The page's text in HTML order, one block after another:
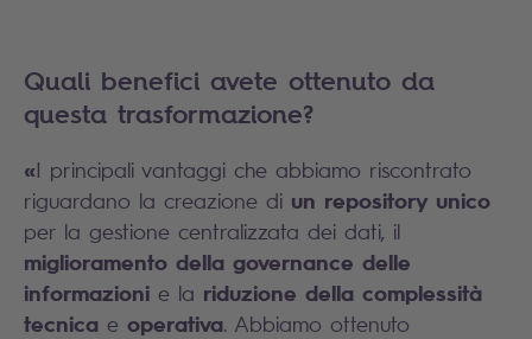
Quali benefici avete ottenuto da
questa trasformazione?
«I principali vantaggi che abbiamo riscontrato
riguardano la creazione di un repository unico
per la gestione centralizzata dei dati, il
miglioramento della governance delle
informazioni e la riduzione della complessità
tecnica e operativa. Abbiamo ottenuto